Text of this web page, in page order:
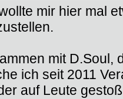
mir hier mal
mit D.Soul,
ich seit 2011
auf Leute